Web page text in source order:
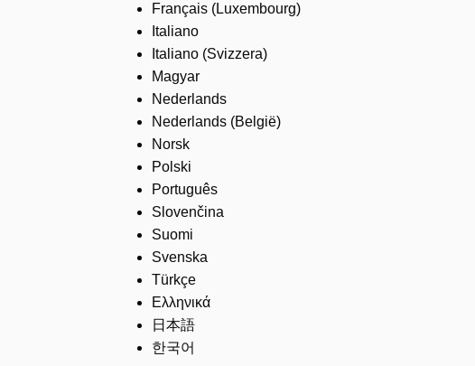
Français (Luxembourg)
Italiano
Italiano (Svizzera)
Magyar
Nederlands
Nederlands (België)
Norsk
Polski
Português
Slovenčina
Suomi
Svenska
Türkçe
Ελληνικά
日本語
한국어